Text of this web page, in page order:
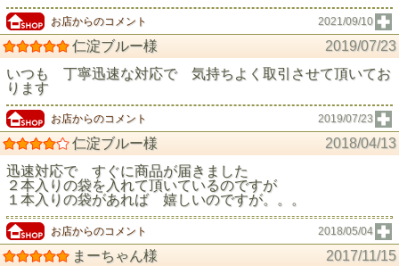
お店からのコメント 2021/09/10
仁淀ブルー様
2019/07/23
いつも 丁寧迅速な対応で 気持ちよく取引させて頂いてお
ります
お店からのコメント 2019/07/23
仁淀ブルー様
2018/04/13
迅速対応で すぐに商品が届きました
２本入りの袋を入れて頂いているのですが
１本入りの袋があれば 嬉しいのですが。。。
お店からのコメント 2018/05/04
まーちゃん様
2017/11/15